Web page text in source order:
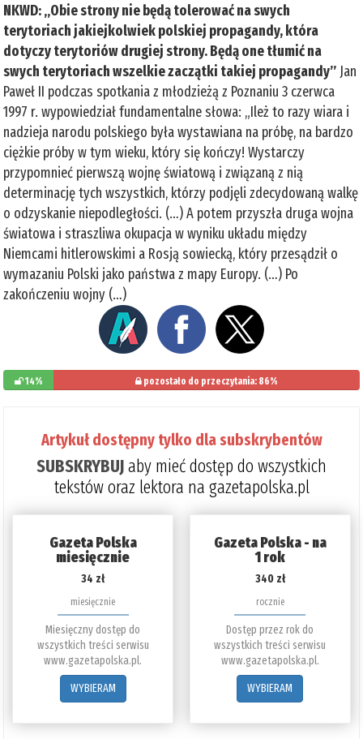
NKWD: „Obie strony nie będą tolerować na swych
terytoriach jakiejkolwiek polskiej propagandy, która
dotyczy terytoriów drugiej strony. Będą one tłumić na
swych terytoriach wszelkie zaczątki takiej propagandy” Jan
Paweł II podczas spotkania z młodzieżą z Poznaniu 3 czerwca
1997 r. wypowiedział fundamentalne słowa: „Ileż to razy wiara i
nadzieja narodu polskiego była wystawiana na próbę, na bardzo
ciężkie próby w tym wieku, który się kończy! Wystarczy
przypomnieć pierwszą wojnę światową i związaną z nią
determinację tych wszystkich, którzy podjęli zdecydowaną walkę
o odzyskanie niepodległości. (…) A potem przyszła druga wojna
światowa i straszliwa okupacja w wyniku układu między
Niemcami hitlerowskimi a Rosją sowiecką, który przesądził o
wymazaniu Polski jako państwa z mapy Europy. (…) Po
zakończeniu wojny (…)
14% pozostało do przeczytania: 86%
Artykuł dostępny tylko dla subskrybentów
SUBSKRYBUJaby mieć dostęp do wszystkich
tekstów oraz lektora na gazetapolska.pl
Gazeta Polska
miesięcznie
34 zł
miesięcznie
Miesięczny dostęp do
wszystkich treści serwisu
www.gazetapolska.pl.
WYBIERAM
Gazeta Polska - na
1 rok
340 zł
rocznie
Dostęp przez rok do
wszystkich treści serwisu
www.gazetapolska.pl.
WYBIERAM